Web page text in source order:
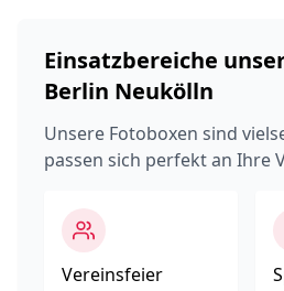
Einsatzbereiche
Berlin Neukölln
Unsere Fotoboxen sind
passen sich perfekt an Ihre
Vereinsfeier